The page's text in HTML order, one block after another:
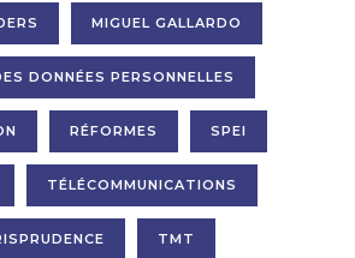
MIGUEL GALLARDO
DONNÉES PERSONNELLES
RÉFORMES SPEI
TÉLÉCOMMUNICATIONS
TMT